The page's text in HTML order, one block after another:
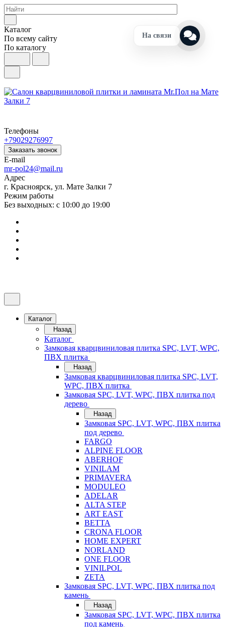
Каталог
По всему сайту
По каталогу
Телефоны
+79029276997
Заказать звонок
E-mail
mr-pol24@mail.ru
Адрес
г. Красноярск, ул. Мате Залки 7
Режим работы
Без выходных: с 10:00 до 19:00
Каталог
Назад
Каталог
Замковая кварцвиниловая плитка SPC, LVT, WPC,
ПВХ плитка
Назад
Замковая кварцвиниловая плитка SPC, LVT,
WPC, ПВХ плитка
Замковая SPC, LVT, WPC, ПВХ плитка под
дерево
Назад
Замковая SPC, LVT, WPC, ПВХ плитка
под дерево
FARGO
ALPINE FLOOR
ABERHOF
VINILAM
PRIMAVERA
MODULEO
ADELAR
ALTA STEP
ART EAST
BETTA
CRONA FLOOR
HOME EXPERT
NORLAND
ONE FLOOR
VINILPOL
ZETA
Замковая SPC, LVT, WPC, ПВХ плитка под
камень
Назад
Замковая SPC, LVT, WPC, ПВХ плитка
под камень
На связи